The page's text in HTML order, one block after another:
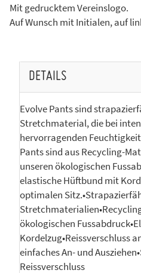
Mit gedrucktem Vereinslogo.
Auf Wunsch mit Initialen, auf
DETAILS
Evolve Pants sind
Stretchmaterial, die bei
hervorragenden
Pants sind aus Recycling-
unseren ökologischen
elastische Hüftbund mit
optimalen
ökologischen
Kordelzug•Reissverschluss
einfaches An- und
Reissverschluss